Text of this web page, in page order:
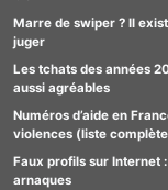
Marre de swiper ? Il
juger
Les tchats des années
aussi agréables
Numéros d’aide en
violences (liste
Faux profils sur Internet
arnaques